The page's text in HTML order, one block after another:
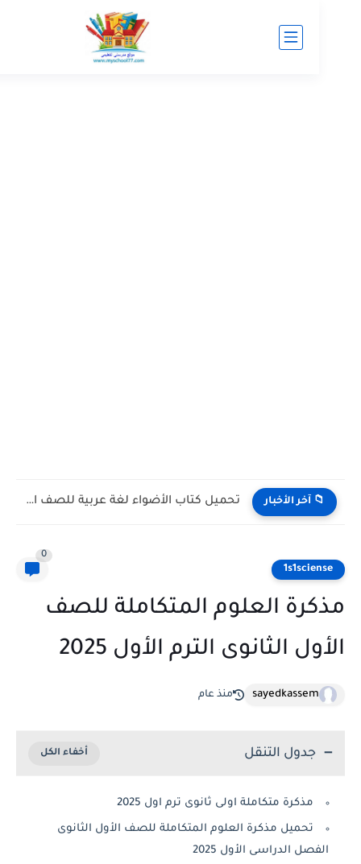
آخر الأخبار تحميل كتاب الأضواء لغة عربية للصف الأول الثانوي الترم الأول...
العلوم المتكاملة للصف
الثانوى الترم الأول 2025
sayedkassem منذ عام
جدول التنقل
مذكرة متكاملة اولى ثانوى ترم اول 2025
تحميل مذكرة العلوم المتكاملة للصف الأول الثانوى
الدراسى الأول 2025